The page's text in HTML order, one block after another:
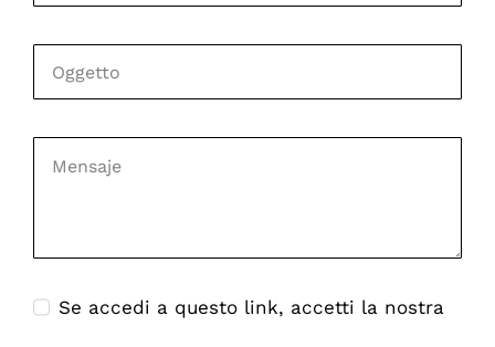
Se accedi a questo link, accetti la nostra